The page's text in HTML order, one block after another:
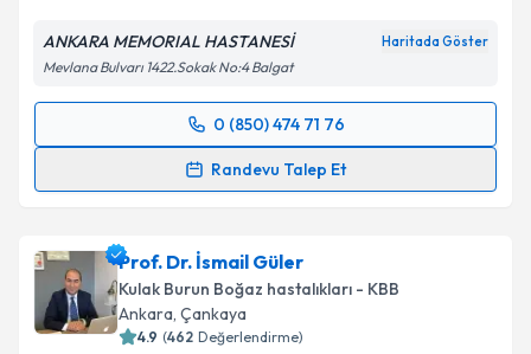
ANKARA MEMORIAL HASTANESİ Haritada Göster
Mevlana Bulvarı 1422.Sokak No:4 Balgat
0 (850) 474 71 76
Randevu Talep Et
Randevu Takvimi Talebi
takvim hazırlandığında e-posta ile bilgilendireceğiz.
E-posta Adresiniz
Prof. Dr. İsmail Güler
Kulak Burun Boğaz hastalıkları - KBB
Ankara, Çankaya
4.9 (462 Değerlendirme)